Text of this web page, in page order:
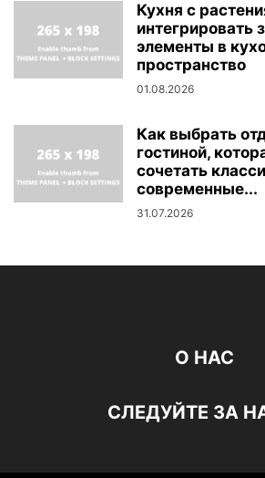
Кухня с
интегрировать
элементы в
пространство
01.08.2026
Как выбрать
гостиной,
сочетать
современные...
31.07.2026
О НАС
СЛЕДУЙТЕ ЗА